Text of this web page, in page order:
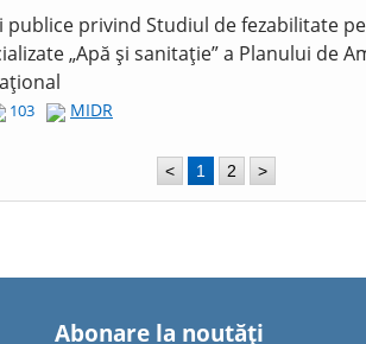
publice privind Studiul de fezabilitate
„Apă și sanitație” a Planului de
103 MIDR
< 1 2 >
Abonare la noutăţi